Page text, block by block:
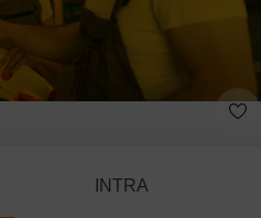
INTRA